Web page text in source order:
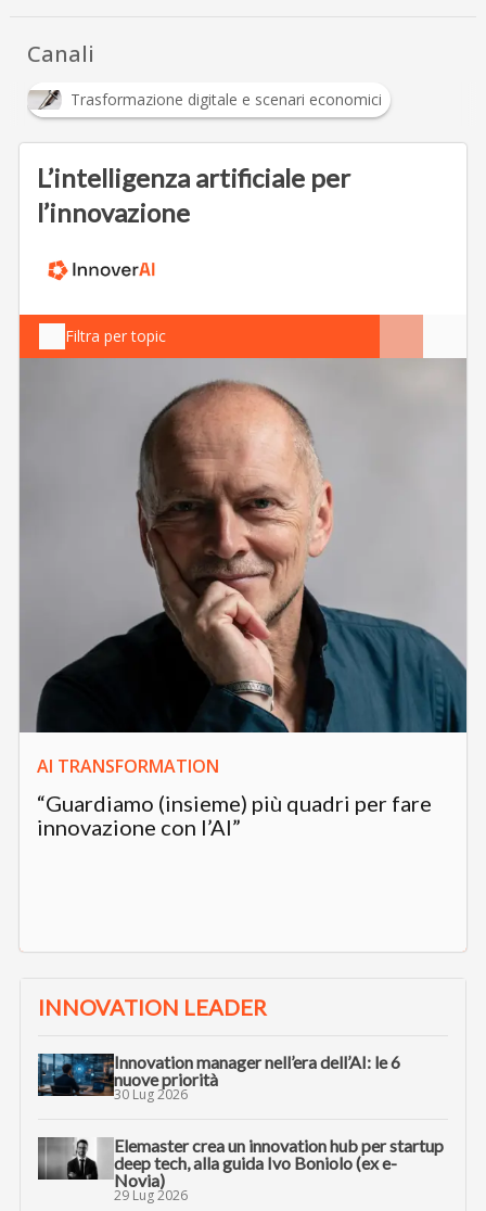
Canali
Trasformazione digitale e scenari economici
L’intelligenza artificiale per
l’innovazione
Filtra per topic
AI TRANSFORMATION
“Guardiamo (insieme) più quadri per fare
innovazione con l’AI”
INNOVATION LEADER
Innovation manager nell’era dell’AI: le 6
nuove priorità
30 Lug 2026
Elemaster crea un innovation hub per startup
deep tech, alla guida Ivo Boniolo (ex e-
Novia)
29 Lug 2026